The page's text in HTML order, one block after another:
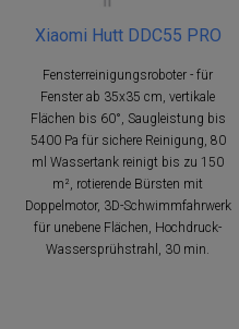
Xiaomi Hutt DDC55 PRO
Fensterreinigungsroboter - für
Fenster ab 35x35 cm, vertikale
Flächen bis 60°, Saugleistung bis
5400 Pa für sichere Reinigung, 80
ml Wassertank reinigt bis zu 150
m², rotierende Bürsten mit
Doppelmotor, 3D-Schwimmfahrwerk
für unebene Flächen, Hochdruck-
Wassersprühstrahl, 30 min.